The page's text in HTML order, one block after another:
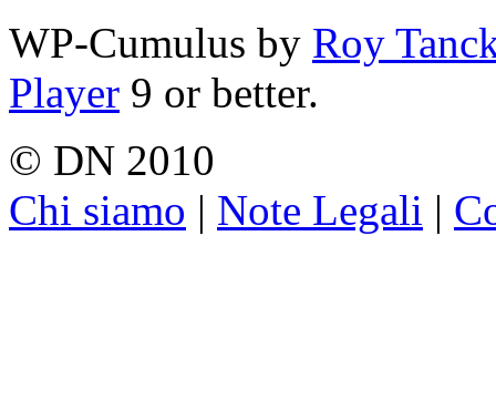
WP-Cumulus by Roy
Player 9 or better.
© DN 2010
Chi siamo | Note Legali |